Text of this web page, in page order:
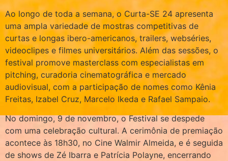
Ao longo de toda a semana, o Curta-SE 24 apresenta
uma ampla variedade de mostras competitivas de
curtas e longas ibero-americanos, trailers, webséries,
videoclipes e filmes universitários. Além das sessões, o
festival promove masterclass com especialistas em
pitching, curadoria cinematográfica e mercado
audiovisual, com a participação de nomes como Kênia
Freitas, Izabel Cruz, Marcelo Ikeda e Rafael Sampaio.
No domingo, 9 de novembro, o Festival se despede
com uma celebração cultural. A cerimônia de premiação
acontece às 18h30, no Cine Walmir Almeida, e é seguida
de shows de Zé Ibarra e Patrícia Polayne, encerrando